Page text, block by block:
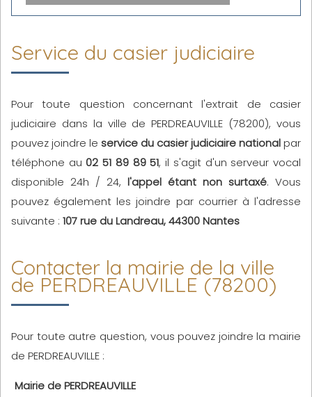
Service du casier judiciaire
Pour toute question concernant l'extrait de casier
judiciaire dans la ville de PERDREAUVILLE (78200), vous
pouvez joindre le service du casier judiciaire nationalpar
téléphone au 02 51 89 89 51, il s'agit d'un serveur vocal
disponible 24h / 24, l'appel étant non surtaxé. Vous
pouvez également les joindre par courrier à l'adresse
suivante : 107 rue du Landreau, 44300 Nantes
Contacter la mairie de la ville
de PERDREAUVILLE (78200)
Pour toute autre question, vous pouvez joindre la mairie
de PERDREAUVILLE :
Mairie de PERDREAUVILLE